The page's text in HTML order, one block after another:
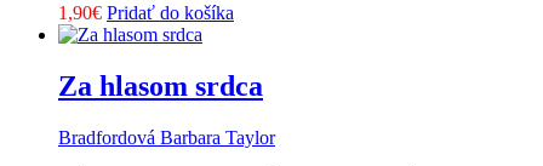
1,90€ Pridať do košíka
Za hlasom srdca
Bradfordová Barbara Taylor